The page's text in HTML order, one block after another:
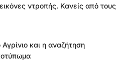
ντροπής. Κανείς από τους
και η αναζήτηση